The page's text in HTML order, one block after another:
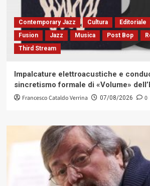
Contemporary Jazz Cultura Editoriale
Fusion
Jazz Musica Post Bop
Third Stream
Impalcature elettroacustiche e
sincretismo formale di «Volume»
Francesco Cataldo Verrina 07/08/2026 0